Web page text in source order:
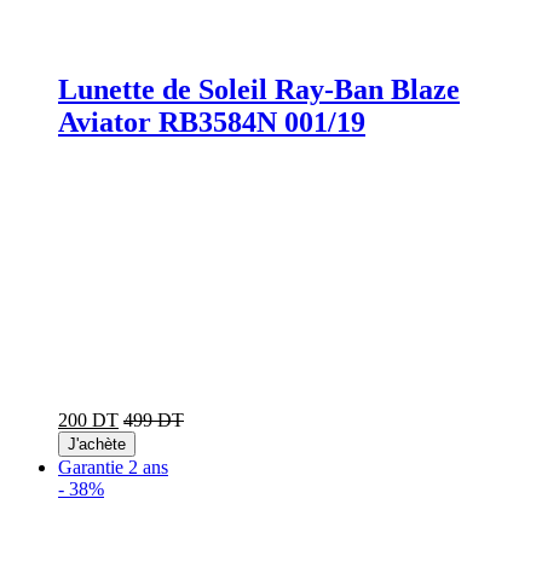
Lunette de Soleil Ray-Ban Blaze
Aviator RB3584N 001/19
200 DT 499 DT
J'achète
Garantie 2 ans
- 38%